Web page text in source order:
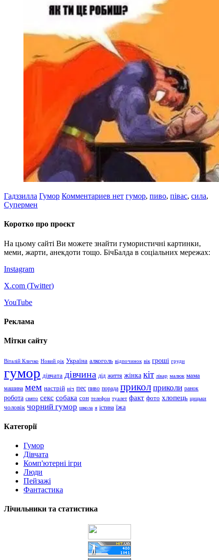
Гадззилла Гумор Комментариев нет гумор, пиво, півас, сила,
Супермен
Коротко про проєкт
На цьому сайті Ви можете знайти гумористичні картинки,
меми, жарти, анекдоти тощо. БічБалда в соціальних мережах:
Instagram
X.com (Twitter)
YouTube
Реклама
Мітки сайту
Віталій Кличко Новий рік Україна алкоголь відпочинок вік гроші груди
гумор дівчата дівчина дід життя жінка кіт лікар малюк мама
машина мем настрій ніч пес пиво порада прикол приколи ранок
робота свято секс собака сон телефон туалет факт фото хлопець цицьки
чоловік чорний гумор школа я істина їжа
Категорії
Гумор
Дівчата
Комп'ютерні ігри
Люди
Пейзажі
Фантастика
Лічильники та статистика